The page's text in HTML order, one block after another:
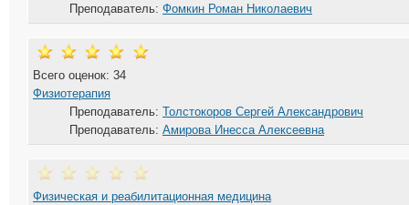
Преподаватель: Фомкин Роман Николаевич
Всего оценок: 34
Физиотерапия
Преподаватель:
Толстокоров Сергей Александрович
Преподаватель:
Амирова Инесса Алексеевна
Физическая и реабилитационная медицина